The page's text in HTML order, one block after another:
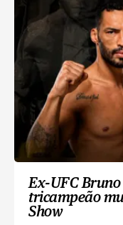
Ex-UFC
tricampeão
Show